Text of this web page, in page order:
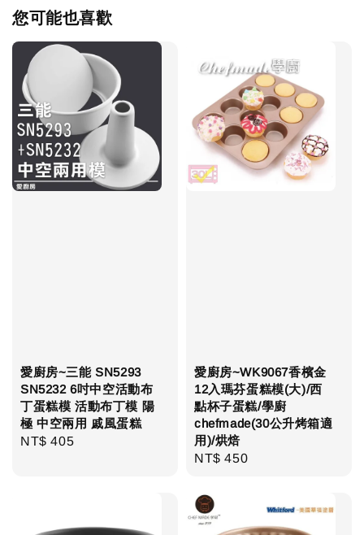
您可能也喜歡
愛廚房~三能 SN5293
SN5232 6吋中空活動布
丁蛋糕模 活動布丁模 陽
極 中空兩用 戚風蛋糕
Regular
NT$ 405
愛廚房~WK9067香檳金
12入瑪芬蛋糕模(大)/西
點杯子蛋糕/學廚
chefmade(30公升烤箱適
用)/烘焙
Regular
NT$ 450